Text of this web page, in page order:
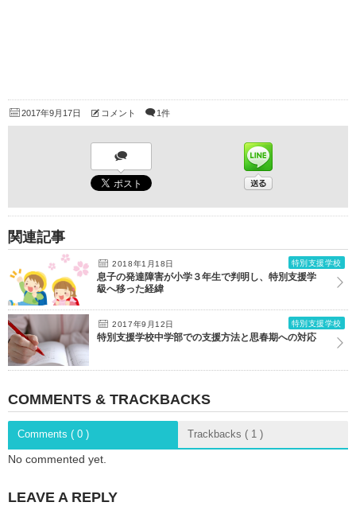
2017年9月17日 コメント 1件
関連記事
2018年1月18日 特別支援学校
息子の発達障害が小学３年生で判明し、特別支援学
級へ移った経緯
2017年9月12日 特別支援学校
特別支援学校中学部での支援方法と思春期への対応
COMMENTS & TRACKBACKS
Comments ( 0 ) Trackbacks ( 1 )
No commented yet.
LEAVE A REPLY